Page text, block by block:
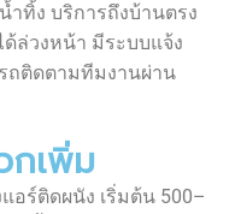
ำทิ้ง บริการถึงบ้านตรง
ด้ล่วงหน้า มีระบบแจ้ง
ถติดตามทีมงานผ่าน
กเพิ่ม
อร์ติดผนัง เริ่มต้น 500–